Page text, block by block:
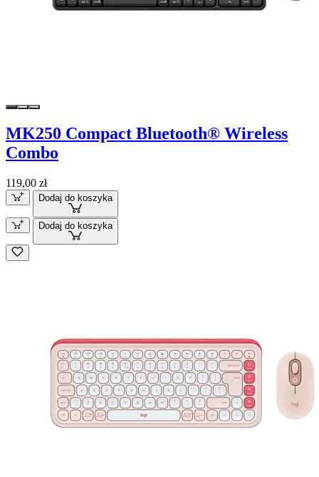
MK250 Compact Bluetooth® Wireless
Combo
119,00 zł
Dodaj do koszyka
Dodaj do koszyka